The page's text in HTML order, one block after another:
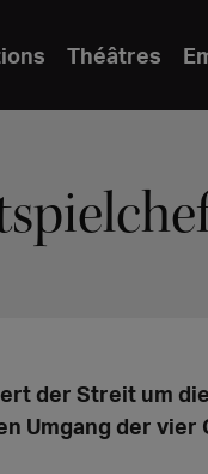
Théâtres
der Streit um
Umgang der